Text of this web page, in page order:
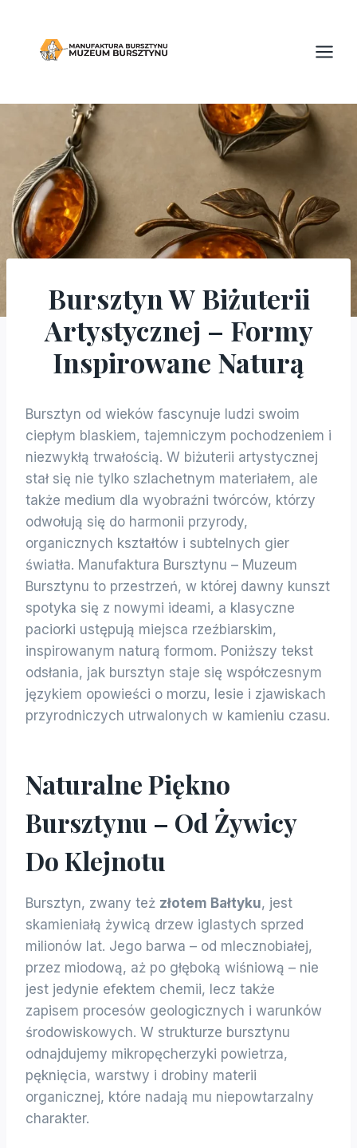
BLOG
Bursztyn W Biżuterii
Artystycznej – Formy
Inspirowane Naturą
Bursztyn od wieków fascynuje ludzi swoim
ciepłym blaskiem, tajemniczym pochodzeniem i
niezwykłą trwałością. W biżuterii artystycznej
stał się nie tylko szlachetnym materiałem, ale
także medium dla wyobraźni twórców, którzy
odwołują się do harmonii przyrody,
organicznych kształtów i subtelnych gier
światła. Manufaktura Bursztynu – Muzeum
Bursztynu to przestrzeń, w której dawny kunszt
spotyka się z nowymi ideami, a klasyczne
paciorki ustępują miejsca rzeźbiarskim,
inspirowanym naturą formom. Poniższy tekst
odsłania, jak bursztyn staje się współczesnym
językiem opowieści o morzu, lesie i zjawiskach
przyrodniczych utrwalonych w kamieniu czasu.
Naturalne Piękno
Bursztynu – Od Żywicy
Do Klejnotu
Bursztyn, zwany też złotem Bałtyku, jest
skamieniałą żywicą drzew iglastych sprzed
milionów lat. Jego barwa – od mlecznobiałej,
przez miodową, aż po głęboką wiśniową – nie
jest jedynie efektem chemii, lecz także
zapisem procesów geologicznych i warunków
środowiskowych. W strukturze bursztynu
odnajdujemy mikropęcherzyki powietrza,
pęknięcia, warstwy i drobiny materii
organicznej, które nadają mu niepowtarzalny
charakter.